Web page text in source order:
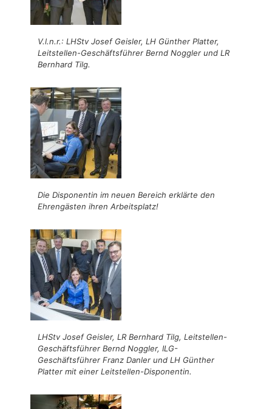
V.l.n.r.: LHStv Josef Geisler, LH Günther Platter,
Leitstellen-Geschäftsführer Bernd Noggler und LR
Bernhard Tilg.
Die Disponentin im neuen Bereich erklärte den
Ehrengästen ihren Arbeitsplatz!
LHStv Josef Geisler, LR Bernhard Tilg, Leitstellen-
Geschäftsführer Bernd Noggler, ILG-
Geschäftsführer Franz Danler und LH Günther
Platter mit einer Leitstellen-Disponentin.